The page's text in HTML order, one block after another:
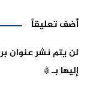
أضف تعليقاً
لن يتم نشر عنوان
إليها بـ*